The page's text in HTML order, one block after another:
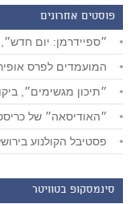
פוסטים אחרונים
״ספיידרמן: יום
המועמדים לפרס אופיר 2026: ״עצמאות״
״תיכון מגשימים״,
״האודיסאה״ של
פסטיבל הקולנוע בירושלים 2026: שמונה או תשע
סינמסקופ בטוויטר